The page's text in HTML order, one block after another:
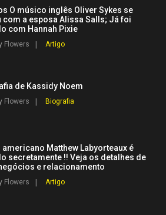
O músico inglês Oliver Sykes se
com a esposa Alissa Salls; Já foi
com Hannah Pixie
Flowers Artigo
de Kassidy Noem
Flowers Biografia
americano Matthew Labyorteaux é
secretamente !! Veja os detalhes de
e relacionamento
Flowers Artigo